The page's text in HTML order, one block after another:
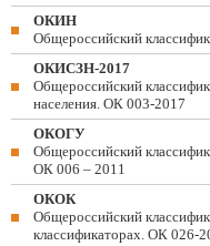
ОКИН
Общероссийский
ОКИСЗН-2017
Общероссийский
населения. ОК 003-2017
ОКОГУ
Общероссийский
ОК 006 – 2011
ОКОК
Общероссийский
классификаторах. ОК 026-